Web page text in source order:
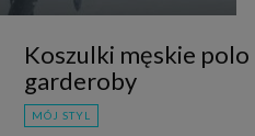
Koszulki męskie polo
garderoby
MÓJ STYL